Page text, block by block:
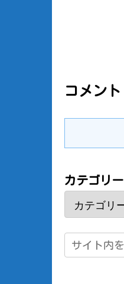
コメント
カテゴリー